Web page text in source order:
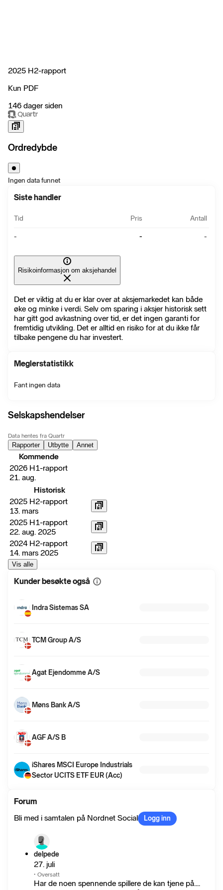
2025 H2-rapport
Kun PDF
146 dager siden
Ordredybde
Ingen data funnet
Siste handler
Tid Pris Antall
- - -
Risikoinformasjon om aksjehandel
Det er viktig at du er klar over at aksjemarkedet kan både
øke og minke i verdi. Selv om sparing i aksjer historisk sett
har gitt god avkastning over tid, er det ingen garanti for
fremtidig utvikling. Det er alltid en risiko for at du ikke får
tilbake pengene du har investert.
Meglerstatistikk
Fant ingen data
Selskapshendelser
Data hentes fra Quartr
Rapporter Utbytte Annet
Kommende
2026 H1-rapport
21. aug.
Historisk
2025 H2-rapport
13. mars
2025 H1-rapport
22. aug. 2025
2024 H2-rapport
14. mars 2025
Vis alle
Kunder besøkte også Vis
Indra Sistemas SA
TCM Group A/S
Agat Ejendomme A/S
Møns Bank A/S
AGF A/S B
iShares MSCI Europe Industrials
Sector UCITS ETF EUR (Acc)
Forum
Bli med i samtalen på Nordnet Social
Logg inn
delpede
27. juli
· Oversatt
Har de noen spennende spillere de kan tjene på....